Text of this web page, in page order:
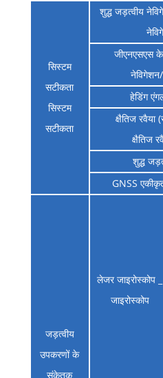
सिस्टम
सटीकता
सिस्टम
सटीकता
शुद्ध जड़त्वीय
जीएनएसएस
हेडिंग
क्षैतिज रवैया
क्षैतिज
शुद्ध
GNSS
जड़त्वीय
उपकरणों के
संकेतक
लेजर जाइरोस्कोप _
जाइरोस्कोप